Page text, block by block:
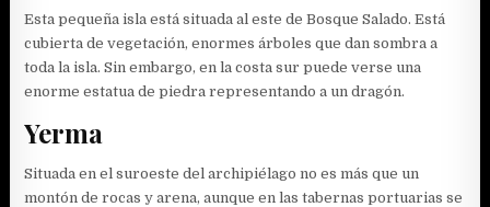
Esta pequeña isla está situada al este de Bosque Salado. Está
cubierta de vegetación, enormes árboles que dan sombra a
toda la isla. Sin embargo, en la costa sur puede verse una
enorme estatua de piedra representando a un dragón.
Yerma
Situada en el suroeste del archipiélago no es más que un
montón de rocas y arena, aunque en las tabernas portuarias se